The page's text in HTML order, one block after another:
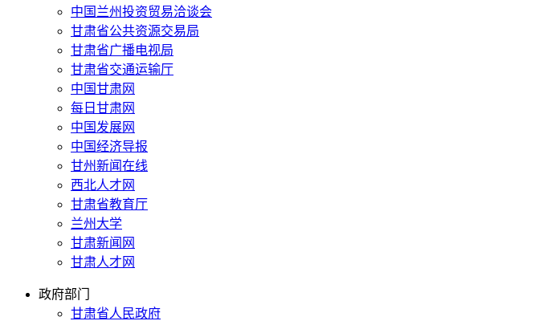
中国兰州投资贸易洽谈会
甘肃省公共资源交易局
甘肃省广播电视局
甘肃省交通运输厅
中国甘肃网
每日甘肃网
中国发展网
中国经济导报
甘州新闻在线
西北人才网
甘肃省教育厅
兰州大学
甘肃新闻网
甘肃人才网
政府部门
甘肃省人民政府